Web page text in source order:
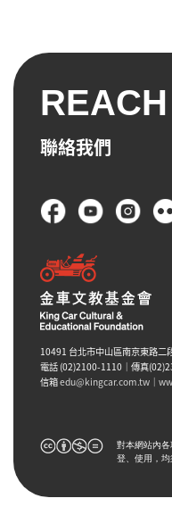
聯絡我們
頁尾
10491 台北市中山區南京東路二
電話 (02)2100-1110｜傳真
信箱edu@kingcar.com.tw ｜
對本網站內
登、使用，